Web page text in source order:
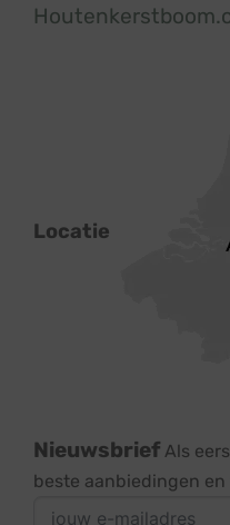
Locatie
Nieuwsbrief Als
beste aanbiedingen en